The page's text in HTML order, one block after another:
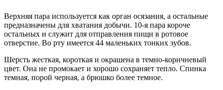
Верхняя пара используется как орган осязания, а остальные
предназначены для хватания добычи. 10-я пара короче
остальных и служит для отправления пищи в ротовое
отверстие. Во рту имеется 44 маленьких тонких зубов.
Шерсть жесткая, короткая и окрашена в темно-коричневый
цвет. Она не промокает и хорошо сохраняет тепло. Спинка
темная, порой черная, а брюшко более темное.